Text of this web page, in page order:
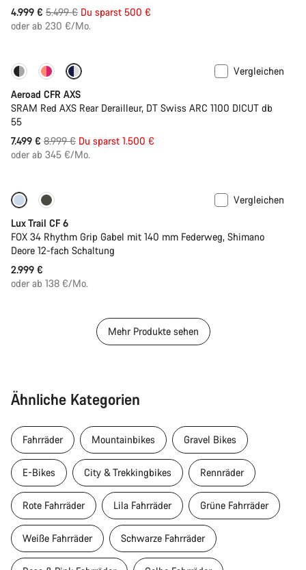
4.999 € Ursprungspreis
5.499 € Du sparst 500 €
oder ab 230 €/Mo.
-17% Powermeter
Vergleichen
Aeroad CFR AXS
SRAM Red AXS Rear Derailleur, DT Swiss ARC 1100 DICUT db
55
7.499 € Ursprungspreis
8.999 € Du sparst 1.500 €
oder ab 345 €/Mo.
Neu
Vergleichen
Lux Trail CF 6
FOX 34 Rhythm Grip Gabel mit 140 mm Federweg, Shimano
Deore 12-fach Schaltung
2.999 €
oder ab 138 €/Mo.
Mehr Produkte sehen
Ähnliche Kategorien
Fahrräder Mountainbikes Gravel Bikes
E-Bikes City & Trekkingbikes Rennräder
Rote Fahrräder Lila Fahrräder Grüne Fahrräder
Weiße Fahrräder Schwarze Fahrräder